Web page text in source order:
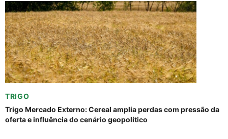
TRIGO
Trigo Mercado Externo: Cereal amplia perdas com pressão da
oferta e influência do cenário geopolítico